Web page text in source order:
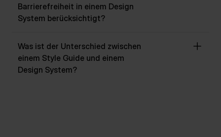
Barrierefreiheit in einem Design
System berücksichtigt?
Was ist der Unterschied zwischen
einem Style Guide und einem
Design System?